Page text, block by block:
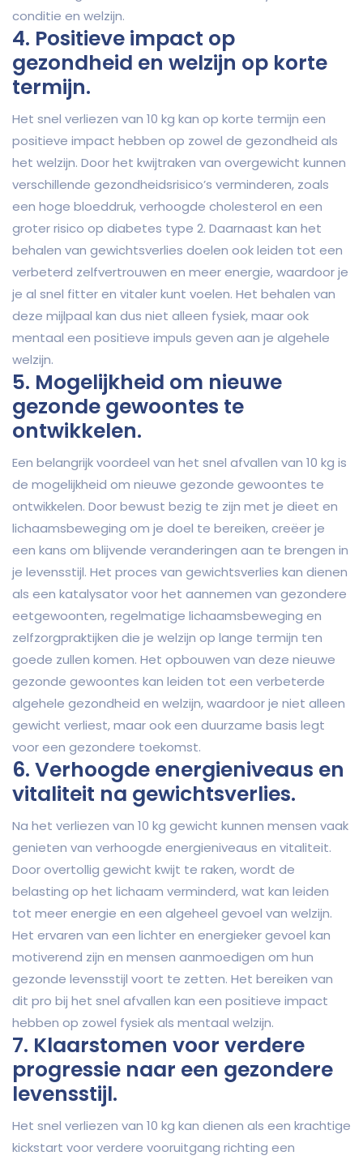
conditie en welzijn.
4. Positieve impact op
gezondheid en welzijn op korte
termijn.
Het snel verliezen van 10 kg kan op korte termijn een
positieve impact hebben op zowel de gezondheid als
het welzijn. Door het kwijtraken van overgewicht kunnen
verschillende gezondheidsrisico’s verminderen, zoals
een hoge bloeddruk, verhoogde cholesterol en een
groter risico op diabetes type 2. Daarnaast kan het
behalen van gewichtsverlies doelen ook leiden tot een
verbeterd zelfvertrouwen en meer energie, waardoor je
je al snel fitter en vitaler kunt voelen. Het behalen van
deze mijlpaal kan dus niet alleen fysiek, maar ook
mentaal een positieve impuls geven aan je algehele
welzijn.
5. Mogelijkheid om nieuwe
gezonde gewoontes te
ontwikkelen.
Een belangrijk voordeel van het snel afvallen van 10 kg is
de mogelijkheid om nieuwe gezonde gewoontes te
ontwikkelen. Door bewust bezig te zijn met je dieet en
lichaamsbeweging om je doel te bereiken, creëer je
een kans om blijvende veranderingen aan te brengen in
je levensstijl. Het proces van gewichtsverlies kan dienen
als een katalysator voor het aannemen van gezondere
eetgewoonten, regelmatige lichaamsbeweging en
zelfzorgpraktijken die je welzijn op lange termijn ten
goede zullen komen. Het opbouwen van deze nieuwe
gezonde gewoontes kan leiden tot een verbeterde
algehele gezondheid en welzijn, waardoor je niet alleen
gewicht verliest, maar ook een duurzame basis legt
voor een gezondere toekomst.
6. Verhoogde energieniveaus en
vitaliteit na gewichtsverlies.
Na het verliezen van 10 kg gewicht kunnen mensen vaak
genieten van verhoogde energieniveaus en vitaliteit.
Door overtollig gewicht kwijt te raken, wordt de
belasting op het lichaam verminderd, wat kan leiden
tot meer energie en een algeheel gevoel van welzijn.
Het ervaren van een lichter en energieker gevoel kan
motiverend zijn en mensen aanmoedigen om hun
gezonde levensstijl voort te zetten. Het bereiken van
dit pro bij het snel afvallen kan een positieve impact
hebben op zowel fysiek als mentaal welzijn.
7. Klaarstomen voor verdere
progressie naar een gezondere
levensstijl.
Het snel verliezen van 10 kg kan dienen als een krachtige
kickstart voor verdere vooruitgang richting een